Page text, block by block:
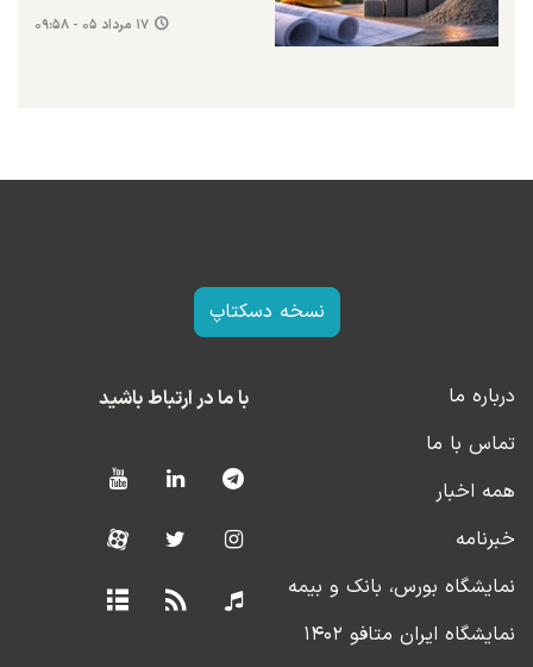
۱۷ مرداد ۰۵ - ۰۹:۵۸
نسخه دسکتاپ
درباره ما
تماس با ما
همه اخبار
خبرنامه
نمایشگاه بورس، بانک و بیمه
نمایشگاه ایران متافو ۱۴۰۲
با ما در ارتباط باشید